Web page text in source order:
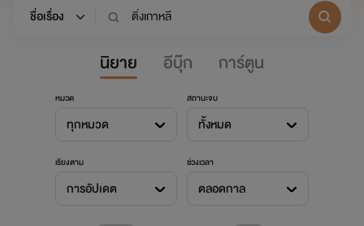
นิยาย อีบุ๊ก การ์ตูน
หมวด
ทุกหมวด
สถานะจบ
ทั้งหมด
เรียงตาม
การอัปเดต
ช่วงเวลา
ตลอดกาล